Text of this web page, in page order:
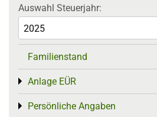
Auswahl Steuerjahr:
Familienstand
Anlage EÜR
Toggle menu
Persönliche Angaben
Toggle menu